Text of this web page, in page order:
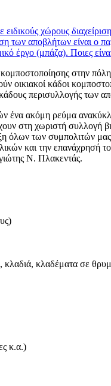
ειδικούς χώρους
των αποβλήτων είναι ο
έργο (μπάζα). Ποιες
στην
οικιακοί κάδοι
περισυλλογής των
ένα ακόμη ρεύμα
στη χωριστή συλλογή
όλων των
και την επανάχρησή
Ν. Πλακεντάς.
κλαδέματα σε
κ.α.)